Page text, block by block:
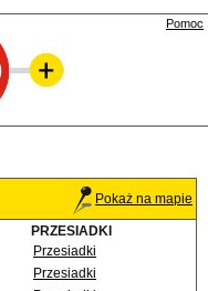
Pomoc
Pokaż na mapie
PRZESIADKI
Przesiadki
Przesiadki